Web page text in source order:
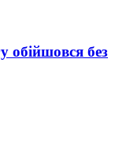
обійшовся без